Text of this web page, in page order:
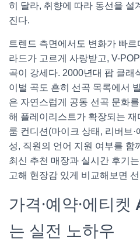
히 달라, 취향에 따라 동선을 설
진다.
트렌드 측면에서도 변화가 빠
라드가 고르게 사랑받고, V-
곡이 강세다. 2000년대 팝 클래
이벌 곡도 흔히 선곡 목록에서
은 자연스럽게 공동 선곡 문화
해 플레이리스트가 확장되는
룸 컨디션(마이크 상태, 리버브·
성, 직원의 언어 지원 여부를 함
최신 추천 매장과 실시간 후기는
고해 현장감 있게 비교해보면
가격·예약·에티
는 실전 노하우